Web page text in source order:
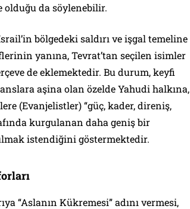
olduğu da söylenebilir.
bölgedeki saldırı ve işgal temeline
yanına, Tevrat’tan seçilen isimler
de eklemektedir. Bu durum, keyfi
aşina olan özelde Yahudi halkına,
(Evanjelistler) “güç, kader, direniş,
kurgulanan daha geniş bir
istendiğini göstermektedir.
“Aslanın Kükremesi” adını vermesi,